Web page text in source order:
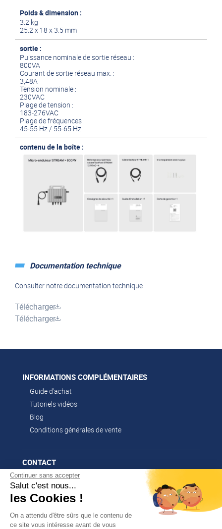
Continuer sans accepter
Salut c'est nous...
les Cookies !
On a attendu d'être sûrs que le contenu de
ce site vous intéresse avant de vous
Poids & dimension :
3.2 kg
25.2 x 18 x 3.5 mm
sortie :
Puissance nominale de sortie réseau :
800VA
Courant de sortie réseau max. :
3,48A
Tension nominale :
230VAC
Plage de tension :
183-276VAC
Plage de fréquences :
45-55 Hz / 55-65 Hz
contenu de la boîte :
Documentation technique
Consulter notre documentation technique
Télécharger
Télécharger
INFORMATIONS COMPLÉMENTAIRES
Guide d'achat
Tutoriels vidéos
Blog
Conditions générales de vente
CONTACT
02 51 52 26 57
contacts@franssen-loisirs.fr